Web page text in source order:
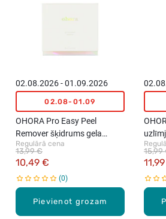
Pievienot grozam
02.08.2026 - 01.09.2026
02.08-01.09
OHORA Pro Easy Peel
Remover šķidrums gela
uzlīmju noņemšanai, 50ml
Regulārā cena
10,49 €
13,99 €
0
15,99